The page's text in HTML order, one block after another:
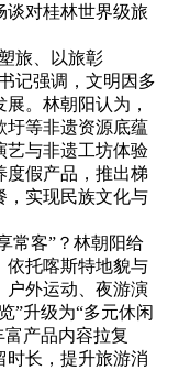
谈对桂林世界级旅
旅、以旅彰
记强调，文明因多
。林朝阳认为，
圩等非遗资源底蕴
艺与非遗工坊体验
度假产品，推出梯
，实现民族文化与
客”？林朝阳给
依托喀斯特地貌与
户外运动、夜游演
”升级为“多元休闲
富产品内容拉复
时长，提升旅游消